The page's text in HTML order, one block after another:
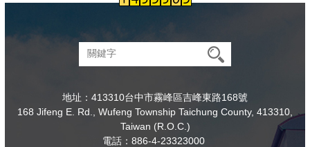
地址：413310台中市霧峰區吉峰東路168號
168 Jifeng E. Rd., Wufeng Township Taichung County, 413310,
Taiwan (R.O.C.)
電話：886-4-23323000